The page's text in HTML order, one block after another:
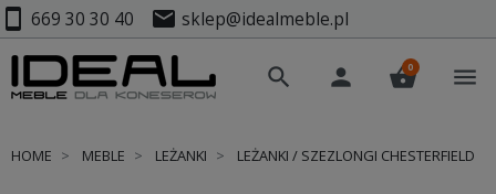
smartphone 669 30 30 40 mail sklep@idealmeble.pl
search person shopping_basket
0 menu
HOME MEBLE LEŻANKI LEŻANKI / SZEZLONGI CHESTERFIELD